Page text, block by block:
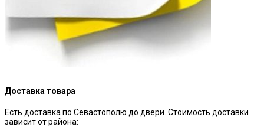
Доставка товара
Есть доставка по Севастополю до двери. Стоимость доставки
зависит от района: